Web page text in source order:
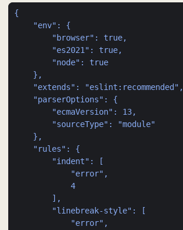
{
"env": {
"browser": true,
"es2021": true,
"node": true
},
"extends": "eslint:recommended",
"parserOptions": {
"ecmaVersion": 13,
"sourceType": "module"
},
"rules": {
"indent": [
"error",
4
],
"linebreak-style": [
"error",